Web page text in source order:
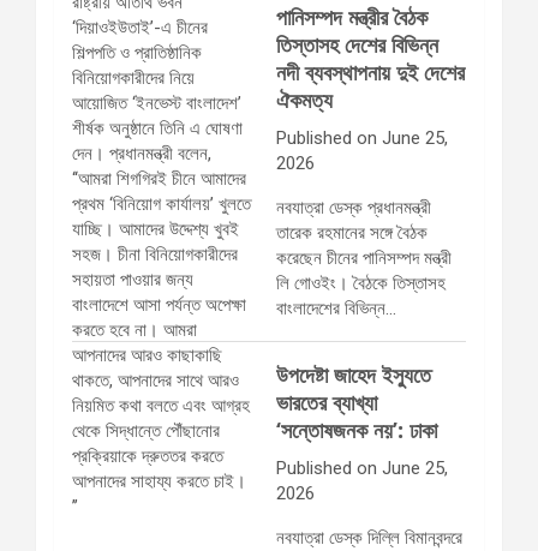
পানিসম্পদ মন্ত্রীর বৈঠক
তিস্তাসহ দেশের বিভিন্ন
নদী ব্যবস্থাপনায় দুই দেশের
ঐকমত্য
Published on June 25,
2026
নবযাত্রা ডেস্ক প্রধানমন্ত্রী
তারেক রহমানের সঙ্গে বৈঠক
করেছেন চীনের পানিসম্পদ মন্ত্রী
লি গোওইং। বৈঠকে তিস্তাসহ
বাংলাদেশের বিভিন্ন…
উপদেষ্টা জাহেদ ইস্যুতে
ভারতের ব্যাখ্যা
‘সন্তোষজনক নয়’: ঢাকা
Published on June 25,
2026
নবযাত্রা ডেস্ক দিল্লি বিমানবন্দরে